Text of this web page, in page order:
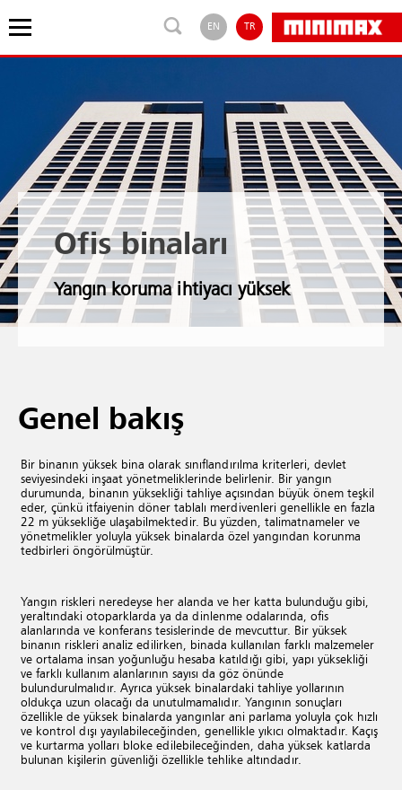
EN TR
Ofis binaları
Yangın koruma ihtiyacı yüksek
Genel bakış
Bir binanın yüksek bina olarak sınıflandırılma kriterleri, devlet
seviyesindeki inşaat yönetmeliklerinde belirlenir. Bir yangın
durumunda, binanın yüksekliği tahliye açısından büyük önem teşkil
eder, çünkü itfaiyenin döner tablalı merdivenleri genellikle en fazla
22 m yüksekliğe ulaşabilmektedir. Bu yüzden, talimatnameler ve
yönetmelikler yoluyla yüksek binalarda özel yangından korunma
tedbirleri öngörülmüştür.
Yangın riskleri neredeyse her alanda ve her katta bulunduğu gibi,
yeraltındaki otoparklarda ya da dinlenme odalarında, ofis
alanlarında ve konferans tesislerinde de mevcuttur. Bir yüksek
binanın riskleri analiz edilirken, binada kullanılan farklı malzemeler
ve ortalama insan yoğunluğu hesaba katıldığı gibi, yapı yüksekliği
ve farklı kullanım alanlarının sayısı da göz önünde
bulundurulmalıdır. Ayrıca yüksek binalardaki tahliye yollarının
oldukça uzun olacağı da unutulmamalıdır. Yangının sonuçları
özellikle de yüksek binalarda yangınlar ani parlama yoluyla çok hızlı
ve kontrol dışı yayılabileceğinden, genellikle yıkıcı olmaktadır. Kaçış
ve kurtarma yolları bloke edilebileceğinden, daha yüksek katlarda
bulunan kişilerin güvenliği özellikle tehlike altındadır.